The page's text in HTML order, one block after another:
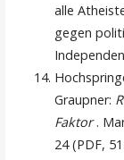
alle
gegen
Graupner:
Faktor.
24 (PDF,